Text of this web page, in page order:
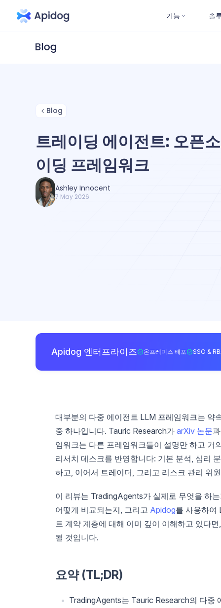
기능 솔
Blog
트레이딩 에이전트: 오픈
이딩 프레임워크
Ashley Innocent
7 May 2026
Apidog 엔터프라이즈 온프레미스 배포 SSO &
대부분의 다중 에이전트 LLM 프레임워크는 약
중 하나입니다. Tauric Research가 arXiv 논문
임워크는 다른 프레임워크들이 설명만 하고 거
리서치 데스크를 반영합니다: 기본 분석, 심리
하고, 이어서 트레이더, 그리고 리스크 관리 위
이 리뷰는 TradingAgents가 실제로 무엇을 하
어떻게 비교되는지, 그리고 Apidog를 사용하여
트 계약 계층에 대해 이미 깊이 이해하고 있다
될 것입니다.
요약 (TL;DR)
TradingAgents는 Tauric Research의 다중